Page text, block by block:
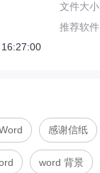
文件大小
推荐软件
感谢信纸
word 背景